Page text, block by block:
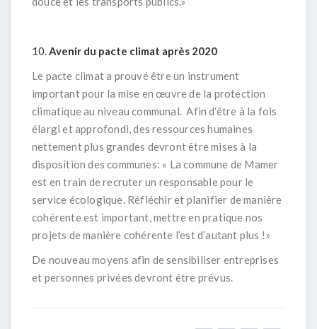
Avenir du pacte climat après 2020
Le pacte climat a prouvé être un instrument
important pour la mise en œuvre de la protection
climatique au niveau communal. Afin d‘être à la fois
élargi et approfondi, des ressources humaines
nettement plus grandes devront être mises à la
disposition des communes: « La commune de Mamer
est en train de recruter un responsable pour le
service écologique. Réfléchir et planifier de manière
cohérente est important, mettre en pratique nos
projets de manière cohérente l’est d’autant plus !»
De nouveau moyens afin de sensibiliser entreprises
et personnes privées devront être prévus.